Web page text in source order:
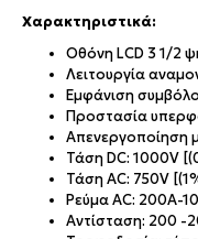
Χαρακτηριστικά:
Οθόνη LCD 3 1/2
Λειτουργία
Εμφάνιση
Προστασία
Απενεργοποίηση
Τάση DC: 1000V
Τάση AC: 750V
Ρεύμα AC: 200A-
Αντίσταση: 200 -